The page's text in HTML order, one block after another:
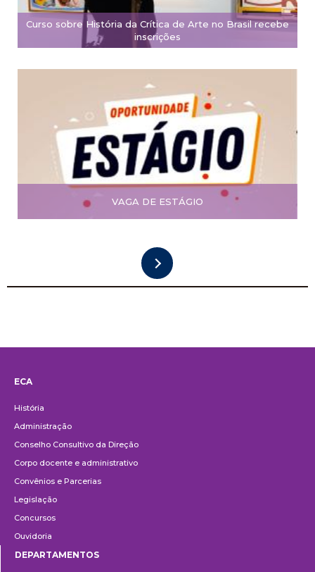
Curso sobre História da Crítica de Arte no Brasil recebe
inscrições
VAGA DE ESTÁGIO
ECA
História
Administração
Conselho Consultivo da Direção
Corpo docente e administrativo
Convênios e Parcerias
Legislação
Concursos
Ouvidoria
DEPARTAMENTOS